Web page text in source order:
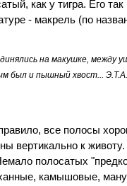
как у тигра. Его
- макрель (по
на макушке, между
был и пышный хвост...
все полосы
вертикально к
полосатых
камышовые,